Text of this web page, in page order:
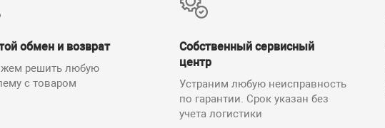
Кнопки на корпусе
исполнение ESD: нет
указатель: да
L Видеомикроскоп F30s-500-L INSPECTIS - 1 шт.
обмен и возврат
решить любую
с товаром
Собственный сервисный
центр
Устраним любую неисправность
по гарантии. Срок указан без
учета логистики